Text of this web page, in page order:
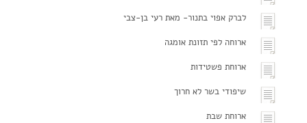
לברק אפוי בתנור- מאת רעי בן-צבי
ארוחה לפי תזונת אומגה
ארוחת פשטידות
שיפודי בשר לא חרוך
ארוחת שבת